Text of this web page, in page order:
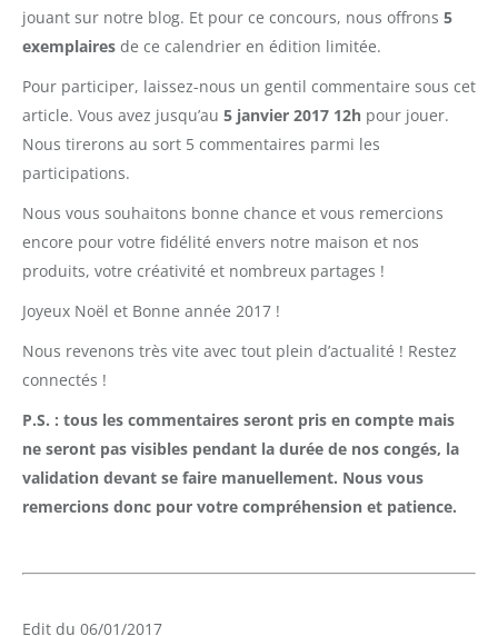
jouant sur notre blog. Et pour ce concours, nous offrons 5
exemplaires de ce calendrier en édition limitée.
Pour participer, laissez-nous un gentil commentaire sous cet
article. Vous avez jusqu’au 5 janvier 2017 12h pour jouer.
Nous tirerons au sort 5 commentaires parmi les
participations.
Nous vous souhaitons bonne chance et vous remercions
encore pour votre fidélité envers notre maison et nos
produits, votre créativité et nombreux partages !
Joyeux Noël et Bonne année 2017 !
Nous revenons très vite avec tout plein d’actualité ! Restez
connectés !
P.S. : tous les commentaires seront pris en compte mais
ne seront pas visibles pendant la durée de nos congés, la
validation devant se faire manuellement. Nous vous
remercions donc pour votre compréhension et patience.
Edit du 06/01/2017